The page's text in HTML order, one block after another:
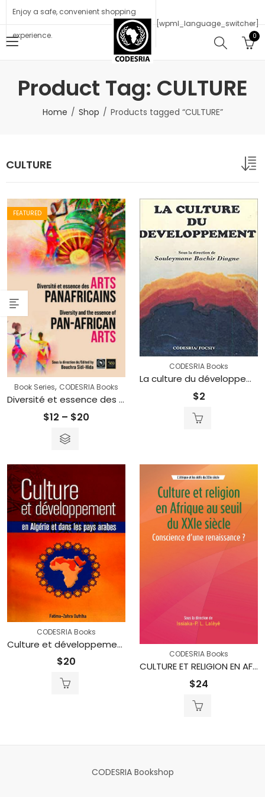
Enjoy a safe, convenient shopping
experience.
[wpml_language_switcher]
0
Product Tag: CULTURE
Home Shop Products tagged “CULTURE”
CULTURE
FEATURED
Book Series, CODESRIA Books
Diversité et essence des arts panafricains / Diversity and the Essence of Pan-African Arts
$12 – $20
through
CODESRIA Books
La culture du développement
$2
CODESRIA Books
Culture et développement en Algérie et dans les pays arabes
$20
CODESRIA Books
CULTURE ET RELIGION EN AFRIQUE AU SEUIL DU XXIE SIÈCLE Conscience d’une renaissance ?
$24
CODESRIA Bookshop